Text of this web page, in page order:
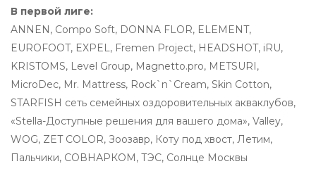
В первой лиге:
ANNEN, Compo Soft, DONNA FLOR, ELEMENT,
EUROFOOT, EXPEL, Fremen Project, HEADSHOT, iRU,
KRISTOMS, Level Group, Magnetto.pro, METSURI,
MicroDec, Mr. Mattress, Rock`n`Cream, Skin Cotton,
STARFISH сеть семейных оздоровительных акваклубов,
«Stellа-Доступные решения для вашего дома», Valley,
WOG, ZET COLOR, Зоозавр, Коту под хвост, Летим,
Пальчики, СОВНАРКОМ, ТЭС, Солнце Москвы